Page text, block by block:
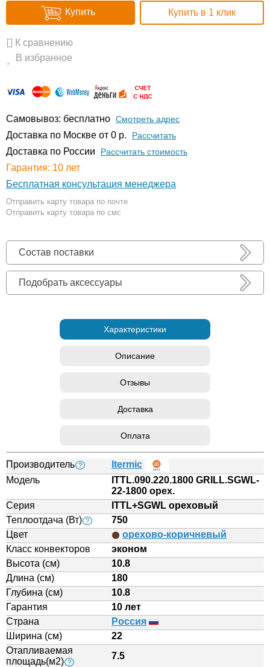
Купить Купить в 1 клик
К сравнению
В избранное
Самовывоз: бесплатно Смотреть адрес
Доставка по Москве от 0 р. Расcчитать
Доставка по России Рассчитать стоимость
Гарантия: 10 лет
Бесплатная консультация менеджера
Отправить карту товара по почте
Отправить карту товара по смс
Состав поставки
Подобрать аксессуары
Характеристики
Описание
Отзывы
Доставка
Оплата
Производитель ?
Itermic
Модель
ITTL.090.220.1800 GRILL.SGWL-
22-1800 орех.
Серия
ITTL+SGWL ореховый
Теплоотдача (Вт) ?
750
Цвет
орехово-коричневый
Класс конвекторов
эконом
Высота (см)
10.8
Длина (см)
180
Глубина (см)
10.8
Гарантия
10 лет
Страна
Россия
Ширина (см)
22
Отапливаемая
площадь(м2) ?
7.5